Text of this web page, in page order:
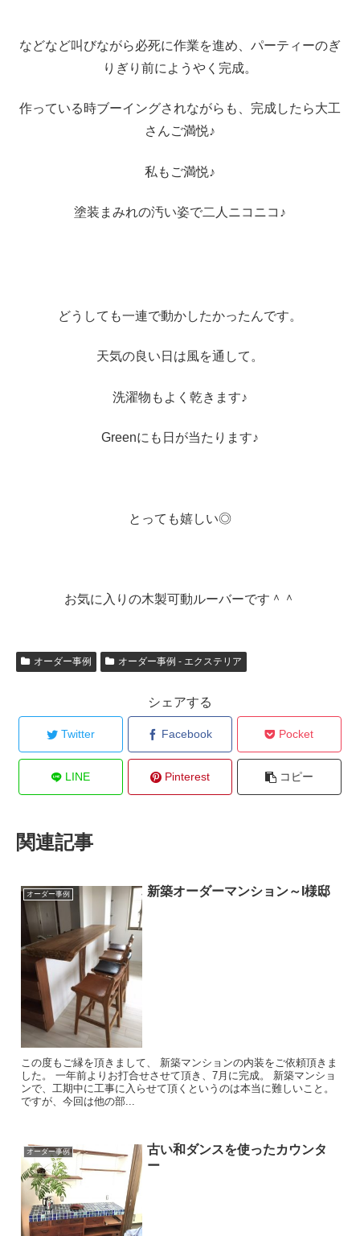
などなど叫びながら必死に作業を進め、パーティーのぎ
りぎり前にようやく完成。
作っている時ブーイングされながらも、完成したら大工
さんご満悦♪
私もご満悦♪
塗装まみれの汚い姿で二人ニコニコ♪
どうしても一連で動かしたかったんです。
天気の良い日は風を通して。
洗濯物もよく乾きます♪
Greenにも日が当たります♪
とっても嬉しい◎
お気に入りの木製可動ルーバーです＾＾
オーダー事例 オーダー事例 - エクステリア
シェアする
Twitter Facebook Pocket
LINE Pinterest コピー
関連記事
オーダー事例 新築オーダーマンション～I様邸
この度もご縁を頂きまして、 新築マンションの内装をご依頼頂きま
した。 一年前よりお打合せさせて頂き、7月に完成。 新築マンショ
ンで、工期中に工事に入らせて頂くというのは本当に難しいこと。
ですが、今回は他の部...
オーダー事例
古い和ダンスを使ったカウンタ
ー